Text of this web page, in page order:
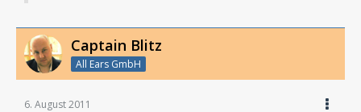
Captain Blitz
All Ears GmbH
6. August 2011